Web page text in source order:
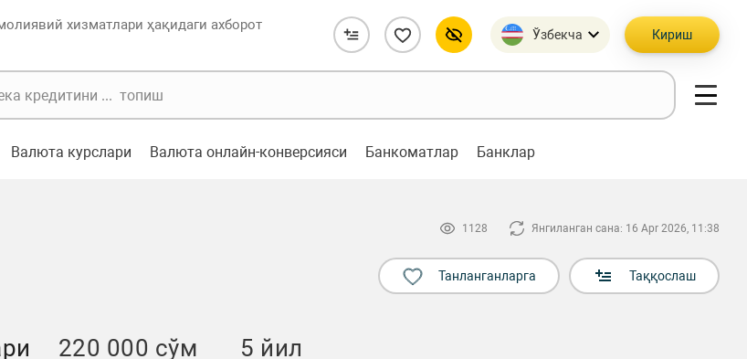
хизматлари ҳақидаги ахборот
Ўзбекча Кириш
Валюта курслари Валюта онлайн-конверсияси Банкоматлар Банклар
1128 Янгиланган сана: 16 Apr 2026, 11:38
Танланганларга Таққослаш
220 000 сўм 5 йил